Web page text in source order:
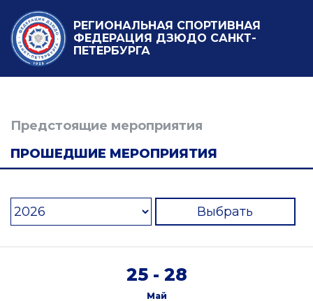
РЕГИОНАЛЬНАЯ СПОРТИВНАЯ
ФЕДЕРАЦИЯ ДЗЮДО САНКТ-
ПЕТЕРБУРГА
Предстоящие мероприятия
ПРОШЕДШИЕ МЕРОПРИЯТИЯ
Выбрать
25 - 28
Май